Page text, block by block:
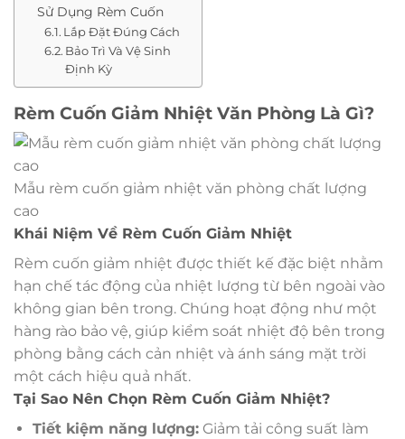
Sử Dụng Rèm Cuốn
Lắp Đặt Đúng Cách
Bảo Trì Và Vệ Sinh
Định Kỳ
Rèm Cuốn Giảm Nhiệt Văn Phòng Là Gì?
Mẫu rèm cuốn giảm nhiệt văn phòng chất lượng
cao
Khái Niệm Về Rèm Cuốn Giảm Nhiệt
Rèm cuốn giảm nhiệt được thiết kế đặc biệt nhằm
hạn chế tác động của nhiệt lượng từ bên ngoài vào
không gian bên trong. Chúng hoạt động như một
hàng rào bảo vệ, giúp kiểm soát nhiệt độ bên trong
phòng bằng cách cản nhiệt và ánh sáng mặt trời
một cách hiệu quả nhất.
Tại Sao Nên Chọn Rèm Cuốn Giảm Nhiệt?
Tiết kiệm năng lượng:Giảm tải công suất làm